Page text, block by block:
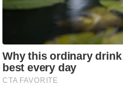
टे
जी
ब्यू